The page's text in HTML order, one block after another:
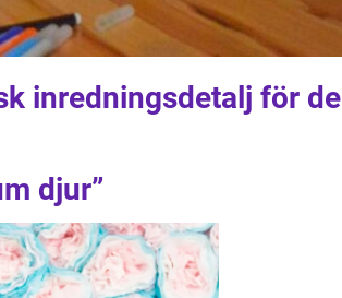
inredningsdetalj för de
djur”